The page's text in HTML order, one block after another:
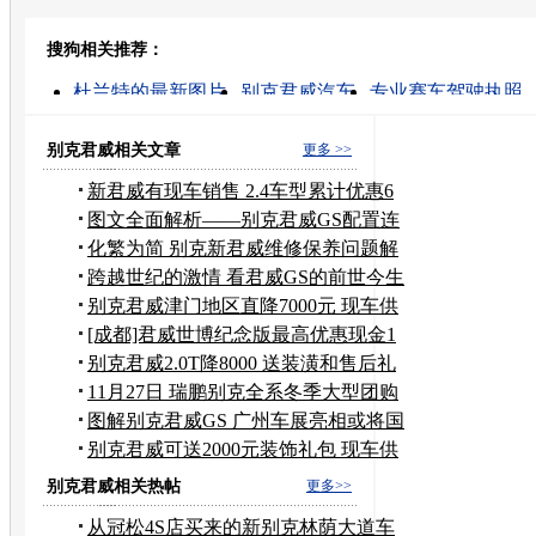
转发至：
搜狗相关推荐：
杜兰特的最新图片 别克君威汽车
专业赛车驾驶执照
别克君威报价
别克君威维修
更多 >>
别克君威相关文章
新君威有现车销售 2.4车型累计优惠6
千元
图文全面解析——别克君威GS配置连
连看
化繁为简 别克新君威维修保养问题解
答
跨越世纪的激情 看君威GS的前世今生
别克君威津门地区直降7000元 现车供
应
[成都]君威世博纪念版最高优惠现金1
万3
别克君威2.0T降8000 送装潢和售后礼
包
11月27日 瑞鹏别克全系冬季大型团购
活动
图解别克君威GS 广州车展亮相或将国
产
别克君威可送2000元装饰礼包 现车供
应
更多>>
别克君威相关热帖
从冠松4S店买来的新别克林荫大道车